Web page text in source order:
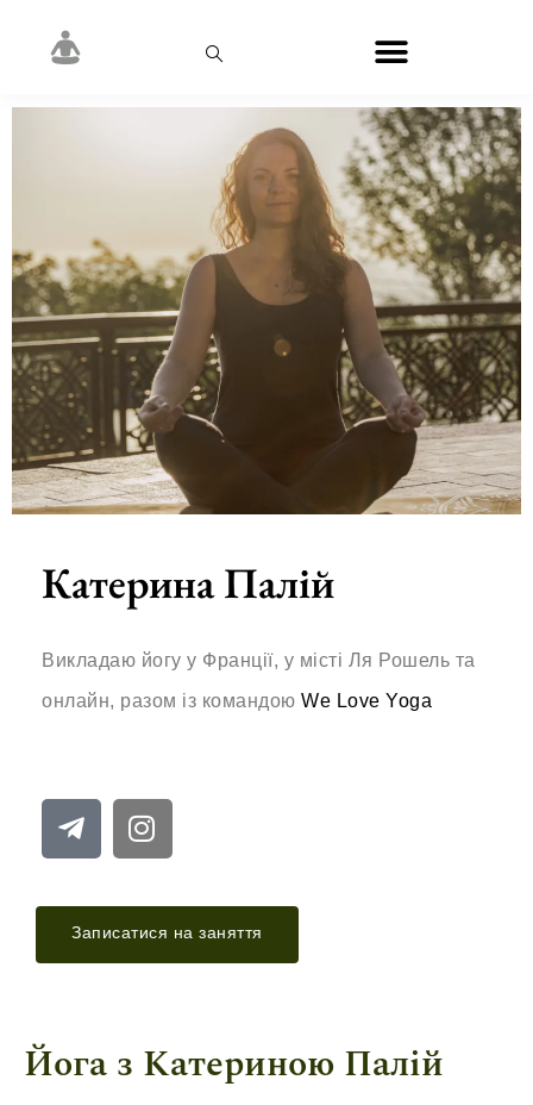
Катерина Палій
Викладаю йогу у Франції, у місті Ля Рошель та
онлайн, разом із командою We Love Yoga
Записатися на заняття
Йога з Катериною Палій